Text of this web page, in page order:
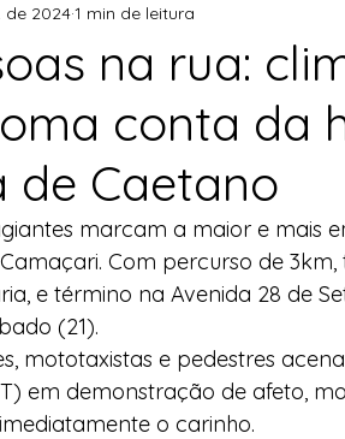
Notícias
Projetos de Lei Política
Indicação Água
Agricultura Familiar
Direitos Humanos
na rua:
conta da
de Caetano
de 20241 min de leitura
marcam a maior e mais
Com percurso de 3km,
e término na Avenida 28 de
(21).
mototaxistas e pedestres
em demonstração de afeto,
o carinho.